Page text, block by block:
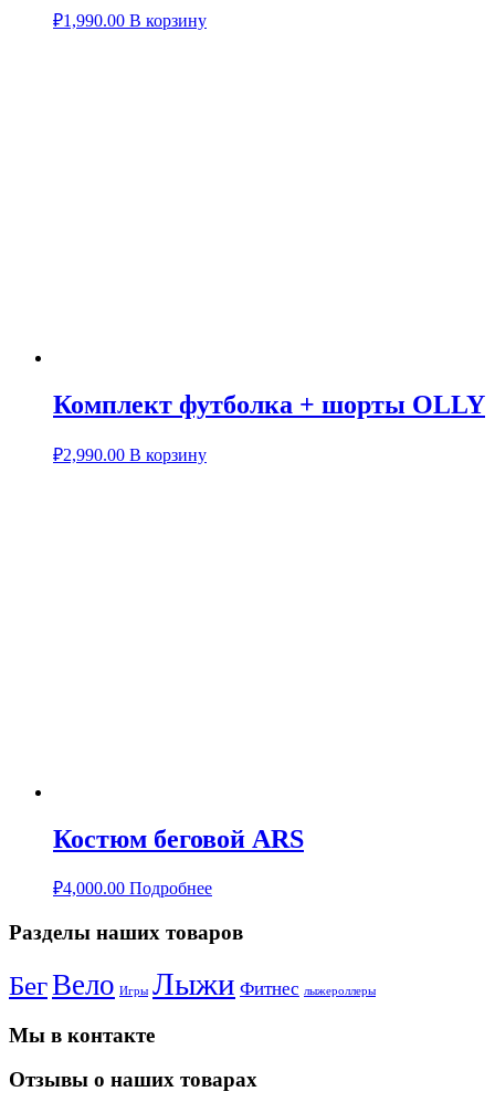
₽1,990.00 В корзину
Комплект футболка + шорты OLLY
₽2,990.00 В корзину
Костюм беговой ARS
₽4,000.00 Подробнее
Разделы наших товаров
БегВело Игры Лыжи Фитнес лыжероллеры
Мы в контакте
Отзывы о наших товарах